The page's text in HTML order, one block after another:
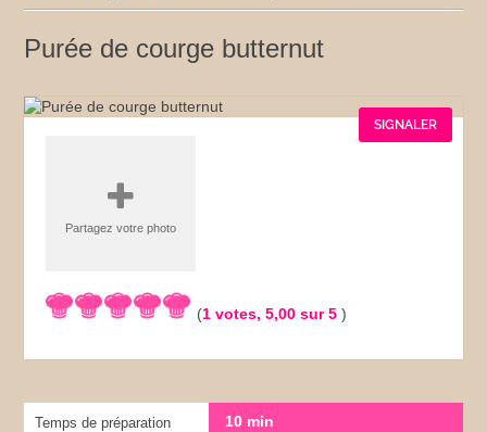
Purée de courge butternut
SIGNALER
Partagez votre photo
(1 votes,5,00 sur 5)
Temps de préparation 10 min